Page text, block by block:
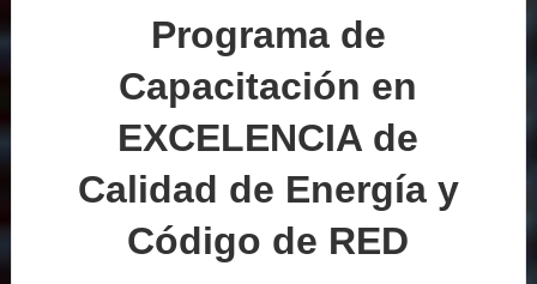
Programa de
Capacitación en
EXCELENCIA de
Calidad de Energía y
Código de RED